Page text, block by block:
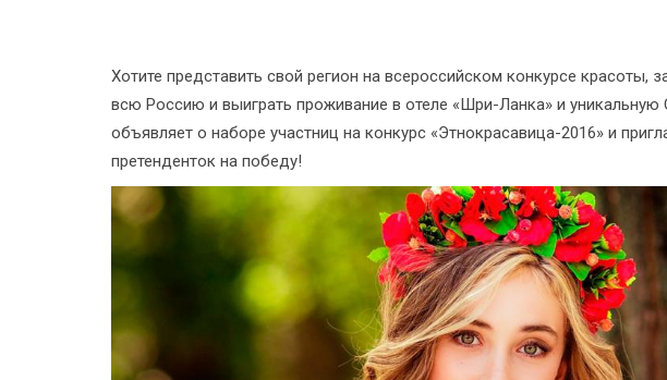
Хотите представить свой регион на всероссийском конкурсе красоты,
всю Россию и выиграть проживание в отеле «Шри-Ланка» и
объявляет о наборе участниц на конкурс «Этнокрасавица-2016» и
претенденток на победу!